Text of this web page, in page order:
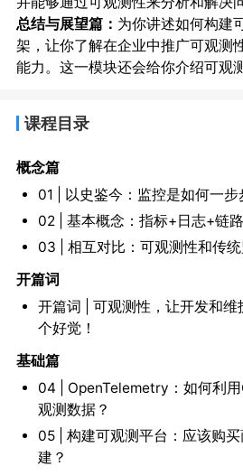
总结与展望篇： 为你讲述如何构建
架，让你了解在企业中推广可观测
能力。这一模块还会给你介绍可观
课程目录
概念篇
01 | 以史鉴今：监控是如何一步
02 | 基本概念：指标+日志+链
03 | 相互对比：可观测性和传
开篇词
开篇词 | 可观测性，让开发和
个好觉！
基础篇
04 | OpenTelemetry：如何利
观测数据？
05 | 构建可观测平台：应该购
建？